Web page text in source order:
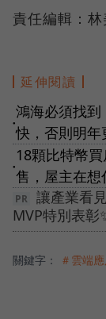
責任編輯：林
延伸閱讀
●
鴻海必須找
快，否則明年
●
18顆比特幣
售，屋主在想
讓產業看
MVP特別表彰
關鍵字： ＃雲端